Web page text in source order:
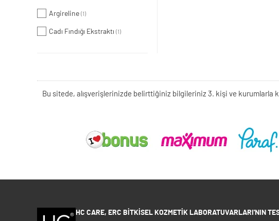
Argireline (1)
Cadı Fındığı Ekstraktı (1)
Bu sitede, alışverişlerinizde belirttiğiniz bilgileriniz 3. kişi ve
HC CARE, ERC BITKISEL KOZMETIK LABORATUVARLARI'NIN